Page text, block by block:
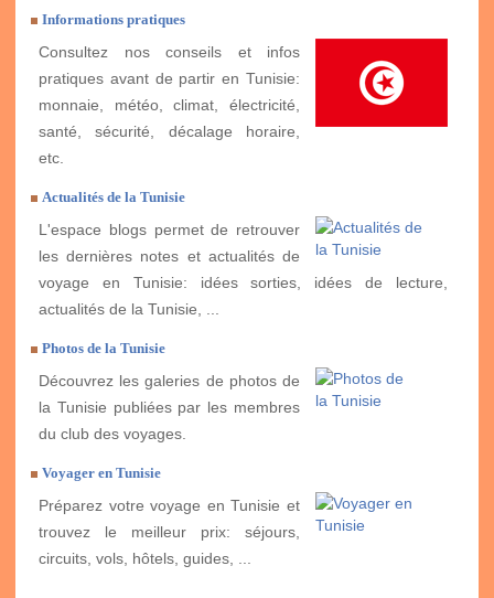
Informations pratiques
Consultez nos conseils et infos
pratiques avant de partir en Tunisie:
monnaie, météo, climat, électricité,
santé, sécurité, décalage horaire,
etc.
Actualités de la Tunisie
L'espace blogs permet de retrouver
les dernières notes et actualités de
voyage en Tunisie: idées sorties, idées de lecture,
actualités de la Tunisie, ...
Photos de la Tunisie
Découvrez les galeries de photos de
la Tunisie publiées par les membres
du club des voyages.
Voyager en Tunisie
Préparez votre voyage en Tunisie et
trouvez le meilleur prix: séjours,
circuits, vols, hôtels, guides, ...